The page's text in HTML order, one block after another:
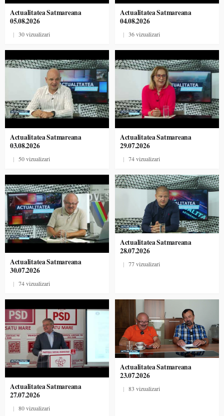
Actualitatea Satmareana
05.08.2026
| 30 vizualizari
Actualitatea Satmareana
04.08.2026
| 36 vizualizari
Actualitatea Satmareana
03.08.2026
| 50 vizualizari
Actualitatea Satmareana
29.07.2026
| 74 vizualizari
Actualitatea Satmareana
30.07.2026
| 74 vizualizari
Actualitatea Satmareana
28.07.2026
| 77 vizualizari
Actualitatea Satmareana
27.07.2026
| 80 vizualizari
Actualitatea Satmareana
23.07.2026
| 83 vizualizari